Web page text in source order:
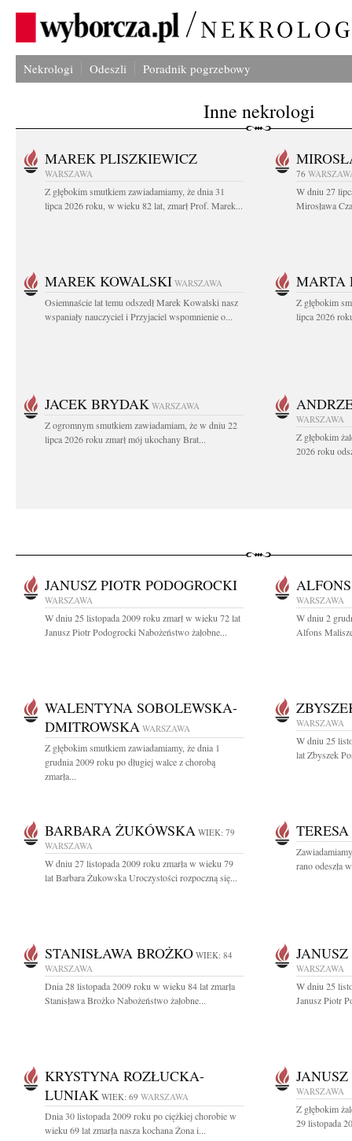
Nekrologi Odeszli Poradnik pogrzebowy
Inne nekrologi
MAREK PLISZKIEWICZ
WARSZAWA
Z głębokim smutkiem zawiadamiamy, że dnia 31
lipca 2026 roku, w wieku 82 lat, zmarł Prof. Marek...
76
W dniu 27
Mirosława
MAREK KOWALSKI WARSZAWA
Osiemnaście lat temu odszedł Marek Kowalski nasz
wspaniały nauczyciel i Przyjaciel wspomnienie o...
MARTA
Z głębokim
lipca 2026
JACEK BRYDAK WARSZAWA
Z ogromnym smutkiem zawiadamiam, że w dniu 22
lipca 2026 roku zmarł mój ukochany Brat...
WARSZAWA
Z głębokim
2026 roku
JANUSZ PIOTR PODOGROCKI
WARSZAWA
W dniu 25 listopada 2009 roku zmarł w wieku 72 lat
Janusz Piotr Podogrocki Nabożeństwo żałobne...
WARSZAWA
W dniu 2
Alfons
WALENTYNA SOBOLEWSKA-
DMITROWSKA WARSZAWA
Z głębokim smutkiem zawiadamiamy, że dnia 1
grudnia 2009 roku po długiej walce z chorobą
zmarła...
WARSZAWA
W dniu 25
lat Zbyszek
BARBARA ŻUKÓWSKA WIEK: 79
WARSZAWA
W dniu 27 listopada 2009 roku zmarła w wieku 79
lat Barbara Żukowska Uroczystości rozpoczną się...
rano odeszła
STANISŁAWA BROŻKO WIEK: 84
WARSZAWA
Dnia 28 listopada 2009 roku w wieku 84 lat zmarła
Stanisława Brożko Nabożeństwo żałobne...
WARSZAWA
W dniu 25
Janusz Piotr
KRYSTYNA ROZŁUCKA-
LUNIAK WIEK: 69 WARSZAWA
Dnia 30 listopada 2009 roku po ciężkiej chorobie w
wieku 69 lat zmarła nasza kochana Żona i...
WARSZAWA
Z głębokim
29 listopada